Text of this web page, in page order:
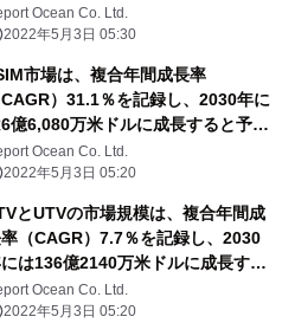
測される
Ocean Co. Ltd.
2022年5月3日 05:30
市場は、複合年間成長率
CAGR）31.1％を記録し、2030年に
億6,080万米ドルに成長すると予測
るOcean Co. Ltd.
2022年5月3日 05:20
とUTVの市場規模は、複合年間成
（CAGR）7.7％を記録し、2030
は136億2140万米ドルに成長する
測される
Ocean Co. Ltd.
2022年5月3日 05:20